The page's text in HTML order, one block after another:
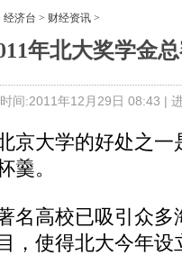
经济台 > 财经资讯 >
年北大奖学金
间:2011年12月29日 08:43 |
大学的好处之一
羹。
高校已吸引众多
，使得北大今年